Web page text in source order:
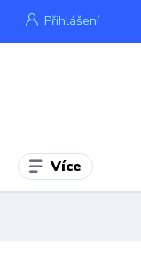
Přihlášení
Více